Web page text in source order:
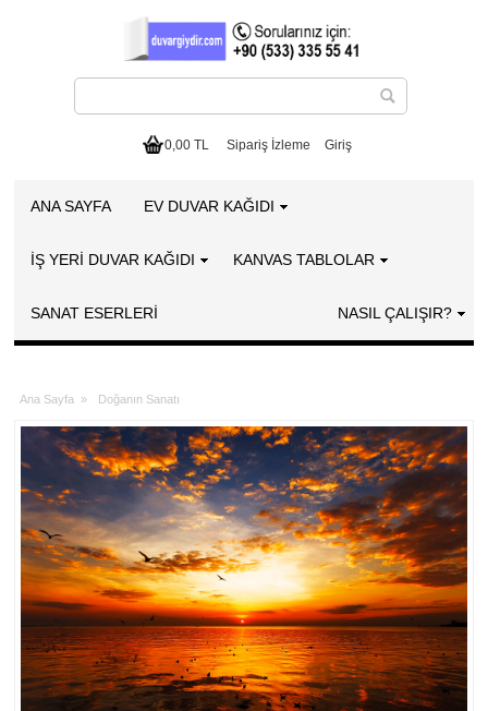
0,00 TL Sipariş İzleme Giriş
ANA SAYFA EV DUVAR KAĞIDI
İŞ YERİ DUVAR KAĞIDI KANVAS TABLOLAR
SANAT ESERLERI NASIL ÇALIŞIR?
Ana Sayfa » Doğanın Sanatı